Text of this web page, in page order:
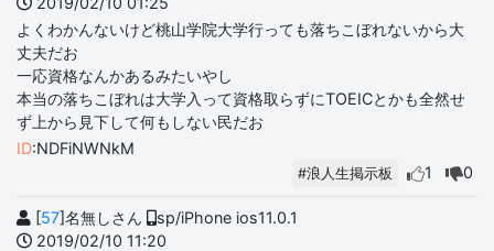
よくわかんないけど桃山学院大学行っても落ちこぼれないから大
丈夫だお
一応資格なんかあるみたいやし
本当の落ちこぼれは大学入って資格取らずにTOEICとかも全然せ
ず上から見下して何もしない民だお
ID:NDFiNWNkM
#浪人生掲示板 1 0
[57]名無しさん
sp/iPhone ios11.0.1
2019/02/10 11:20